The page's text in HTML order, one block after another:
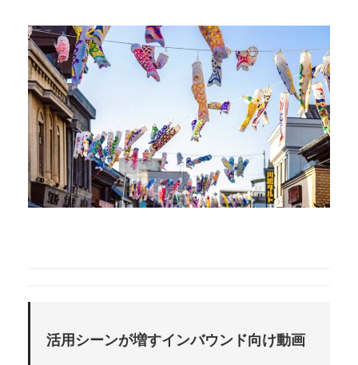
活用シーンが増すインバウンド向け動画